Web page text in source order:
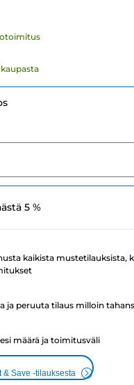
5 %
kaikista
ja peruuta tilaus milloin
määrä ja toimitusväli
& Save -tilauksesta